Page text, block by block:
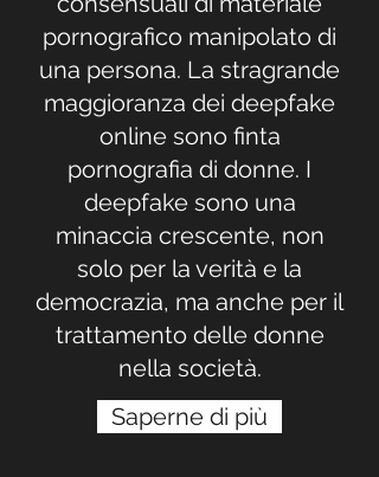
pornografico manipolato di
una persona. La stragrande
maggioranza dei deepfake
online sono finta
pornografia di donne. I
deepfake sono una
minaccia crescente, non
solo per la verità e la
democrazia, ma anche per il
trattamento delle donne
nella società.
Saperne di più